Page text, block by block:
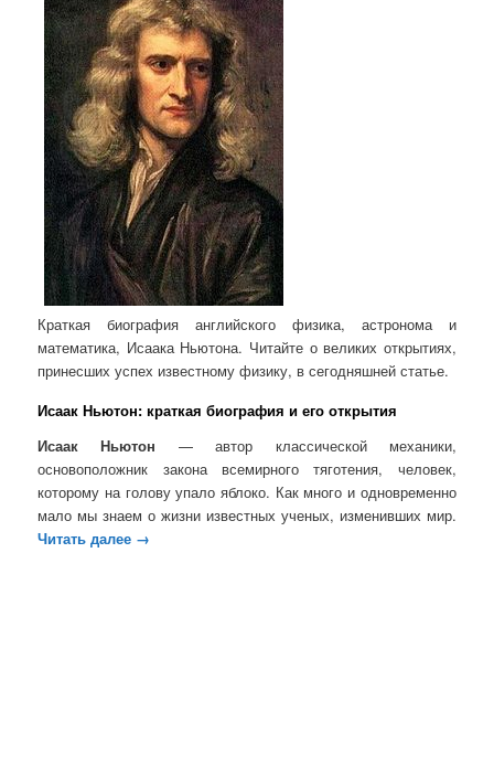
Краткая биография английского физика, астронома и
математика, Исаака Ньютона. Читайте о великих открытиях,
принесших успех известному физику, в сегодняшней статье.
Исаак Ньютон: краткая биография и его открытия
Исаак Ньютон — автор классической механики,
основоположник закона всемирного тяготения, человек,
которому на голову упало яблоко. Как много и одновременно
мало мы знаем о жизни известных ученых, изменивших мир.
Читать далее →